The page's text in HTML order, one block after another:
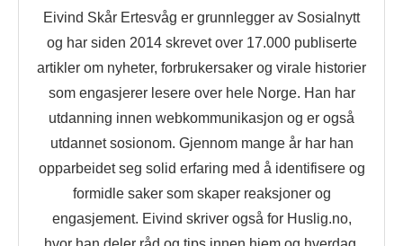
Eivind Skår Ertesvåg er grunnlegger av Sosialnytt
og har siden 2014 skrevet over 17.000 publiserte
artikler om nyheter, forbrukersaker og virale historier
som engasjerer lesere over hele Norge. Han har
utdanning innen webkommunikasjon og er også
utdannet sosionom. Gjennom mange år har han
opparbeidet seg solid erfaring med å identifisere og
formidle saker som skaper reaksjoner og
engasjement. Eivind skriver også for Huslig.no,